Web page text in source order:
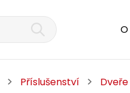
Příslušenství Dveře